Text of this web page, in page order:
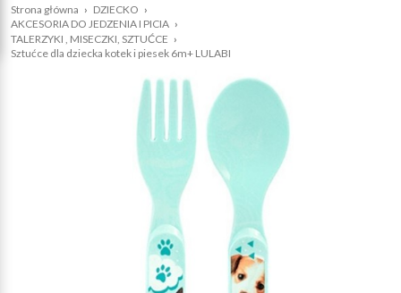
Strona główna › DZIECKO ›
AKCESORIA DO JEDZENIA I PICIA ›
TALERZYKI , MISECZKI, SZTUĆCE ›
Sztućce dla dziecka kotek i piesek 6m+ LULABI